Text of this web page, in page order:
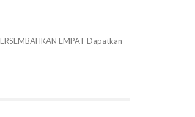
EMPAT Dapatkan